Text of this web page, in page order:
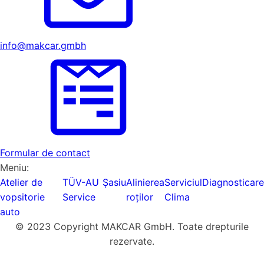
info@makcar.gmbh
Formular de contact
Meniu:
Atelier de
vopsitorie
auto
TÜV-AU
Service
ȘasiuAlinierea
roților
Serviciul
Clima
Diagnosticare
© 2023 Copyright MAKCAR GmbH. Toate drepturile
rezervate.